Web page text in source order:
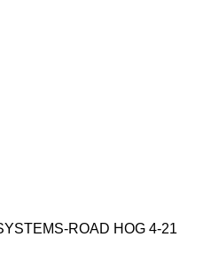
ROAD HOG 4-21